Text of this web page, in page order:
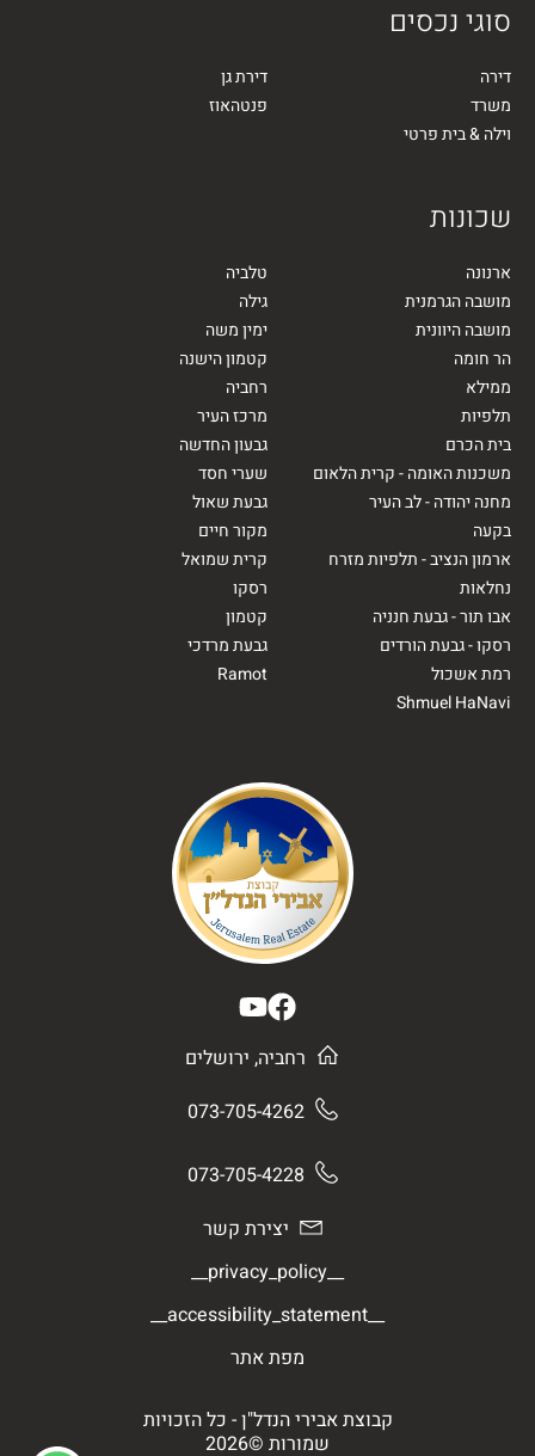
סוגי נכסים
דירה
דירת גן
משרד
פנטהאוז
וילה & בית פרטי
שכונות
ארנונה
טלביה
מושבה הגרמנית
גילה
מושבה היוונית
ימין משה
הר חומה
קטמון הישנה
ממילא
רחביה
תלפיות
מרכז העיר
בית הכרם
גבעון החדשה
משכנות האומה - קרית הלאום
שערי חסד
מחנה יהודה - לב העיר
גבעת שאול
בקעה
מקור חיים
ארמון הנציב - תלפיות מזרח
קרית שמואל
נחלאות
רסקו
אבו תור - גבעת חנניה
קטמון
רסקו - גבעת הורדים
גבעת מרדכי
רמת אשכול
Ramot
Shmuel HaNavi
רחביה, ירושלים
073-705-4262
073-705-4228
יצירת קשר
__privacy_policy__
__accessibility_statement__
מפת אתר
קבוצת אבירי הנדל"ן - כל הזכויות
שמורות ©2026